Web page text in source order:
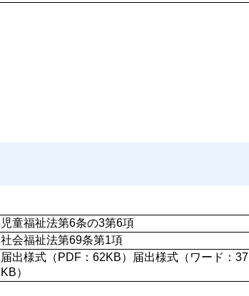
児童福祉法第6条の3第6項
社会福祉法第69条第1項
届出様式（PDF：62KB）届出様式（ワード：37
KB）